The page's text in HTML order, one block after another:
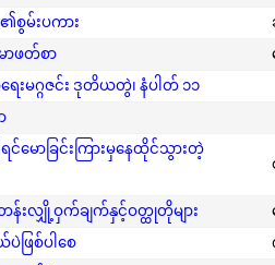
စွမ်းပကား
ာဖတ်စာ
ေးမဂ္ဂဇင်း ဒုတိယတွဲ၊ နံပါတ် ၁၁
င်မောခြင်းကြားမှနေထိုင်သွားတဲ့
းလျှို့ဝှက်ချက်နှင့်ဝတ္ထုတိုများ
ဖြစ်ပါစေ